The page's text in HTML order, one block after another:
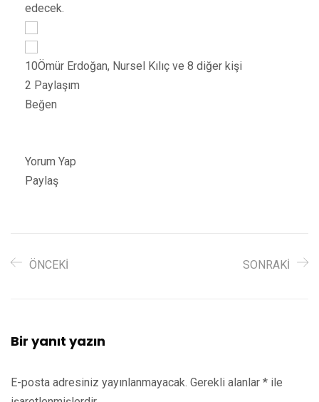
edecek.
10Ömür Erdoğan, Nursel Kılıç ve 8 diğer kişi
2 Paylaşım
Beğen
Yorum Yap
Paylaş
ÖNCEKI SONRAKI
Bir yanıt yazın
E-posta adresiniz yayınlanmayacak. Gerekli alanlar * ile